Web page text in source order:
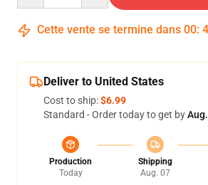
Cette vente se termine dans 00:
Deliver to United States
Cost to ship:$6.99
Standard - Order today to get by
Production
Today
Shipping
Aug. 07